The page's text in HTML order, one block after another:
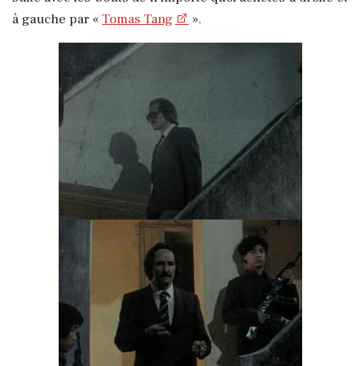
à gauche par «Tomas Tang ».